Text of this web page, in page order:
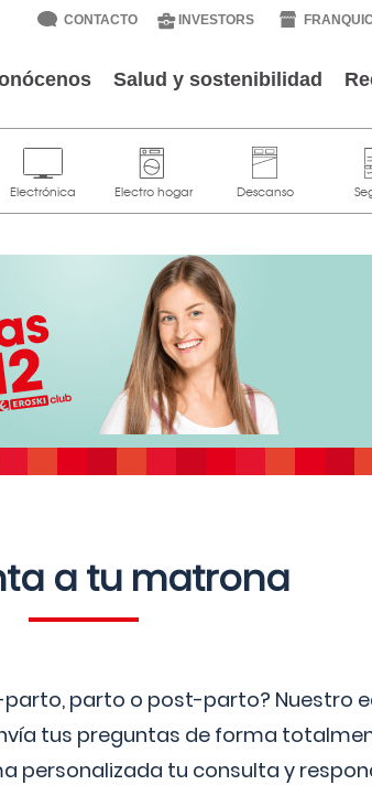
CONTACTO INVESTORS
Salud y sostenibilidad
a tu matrona
parto o post-parto? Nuestro
tus preguntas de forma
tu consulta y